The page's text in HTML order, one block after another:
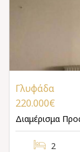
Γλυφάδα
220.000€
Διαμέρισμα
2